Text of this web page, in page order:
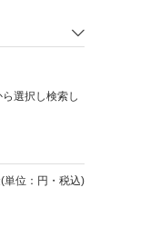
選択し検索し
(単位：円・税込)